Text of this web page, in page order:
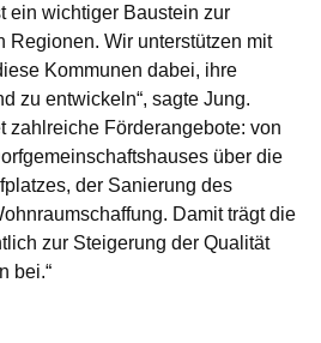
ein wichtiger Baustein zur
Regionen. Wir unterstützen mit
Kommunen dabei, ihre
zu entwickeln“, sagte Jung.
zahlreiche Förderangebote: von
über die
der Sanierung des
Damit trägt die
zur Steigerung der Qualität
bei.“